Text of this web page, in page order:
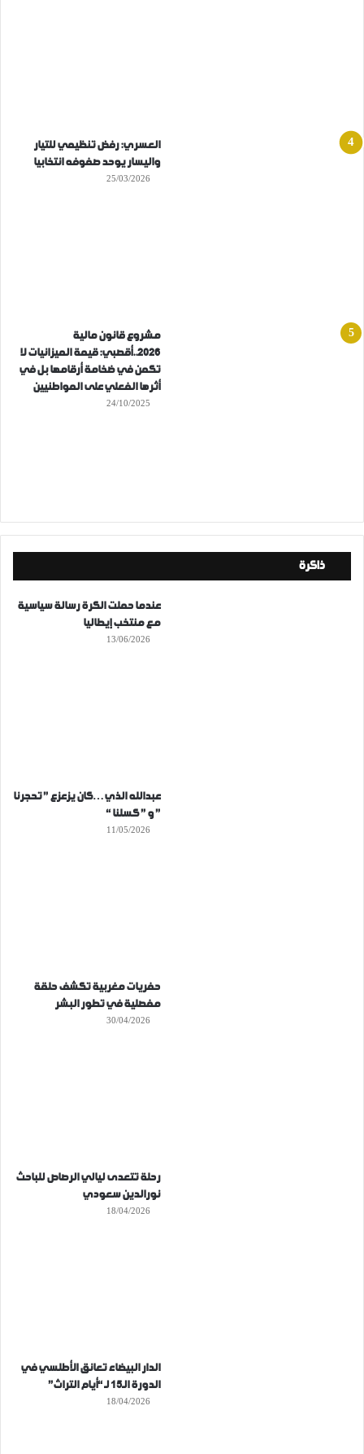
العسري: رفض تنظيمي للتيار
واليسار يوحد صفوفه انتخابيا
25/03/2026
مشروع قانون مالية
2026..أقصبي: قيمة الميزانيات لا
تكمن في ضخامة أرقامها بل في
أثرها الفعلي على المواطنيين
24/10/2025
ذاكرة
عندما حملت الكرة رسالة سياسية
مع منتخب إيطاليا
13/06/2026
عبدالله الذي…كان يزعزع ” تحجرنا
” و ” كسلنا “
11/05/2026
حفريات مغربية تكشف حلقة
مفصلية في تطور البشر
30/04/2026
رحلة تتعدى ليالي الرصاص للباحث
نورالدين سعودي
18/04/2026
الدار البيضاء تعانق الأطلسي في
الدورة الـ15 لـ “أيام التراث”
18/04/2026